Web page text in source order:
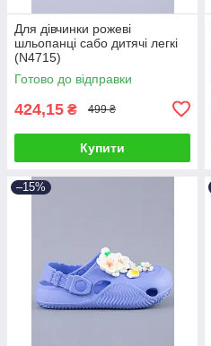
Для дівчинки рожеві
шльопанці сабо дитячі легкі
(N4715)
Готово до відправки
424,15 ₴ 499 ₴
Купити
–15%